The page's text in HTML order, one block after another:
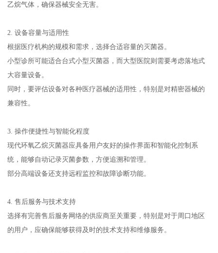
乙烷气体，确保器械安全无害。
2. 设备容量与适用性
根据医疗机构的规模和需求，选择合适容量的灭菌器。
小型诊所可能适合台式小型灭菌器，而大型医院则需要考虑落地式
大容量设备。
同时，要评估设备对各种医疗器械的适用性，特别是对精密器械的
兼容性。
3. 操作便捷性与智能化程度
现代环氧乙烷灭菌器应具备用户友好的操作界面和智能化控制系
统，能够自动记录灭菌参数，方便追溯和管理。
部分高端设备还支持远程监控和故障诊断功能。
4. 售后服务与技术支持
选择有完善售后服务网络的供应商至关重要，特别是对于周口地区
的用户，应确保能够获得及时的技术支持和维修服务。